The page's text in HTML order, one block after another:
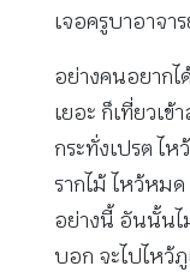
เจอครูบาอาจา
อย่างคนอยากไ
เยอะ ก็เที่ยวเ
กระทั่งเปรต ไ
รากไม้ ไหว้หมด
อย่างนี้ อันนั้นไ
บอก จะไปไหว้ภู